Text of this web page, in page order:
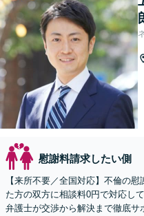
慰謝料請求したい側
【来所不要／全国対応】不倫の
た方の双方に相談料0円で対応し
弁護士が交渉から解決まで徹底